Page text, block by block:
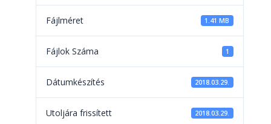
Fájlméret 1.41 MB
Fájlok Száma 1
Dátumkészítés 2018.03.29.
Utoljára frissített 2018.03.29.